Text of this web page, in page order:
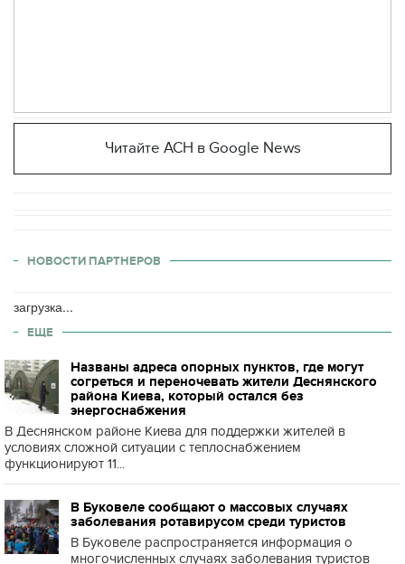
Читайте АСН в Google News
НОВОСТИ ПАРТНЕРОВ
загрузка...
ЕЩЕ
Названы адреса опорных пунктов, где могут
согреться и переночевать жители Деснянского
района Киева, который остался без
энергоснабжения
В Деснянском районе Киева для поддержки жителей в
условиях сложной ситуации с теплоснабжением
функционируют 11...
В Буковеле сообщают о массовых случаях
заболевания ротавирусом среди туристов
В Буковеле распространяется информация о
многочисленных случаях заболевания туристов